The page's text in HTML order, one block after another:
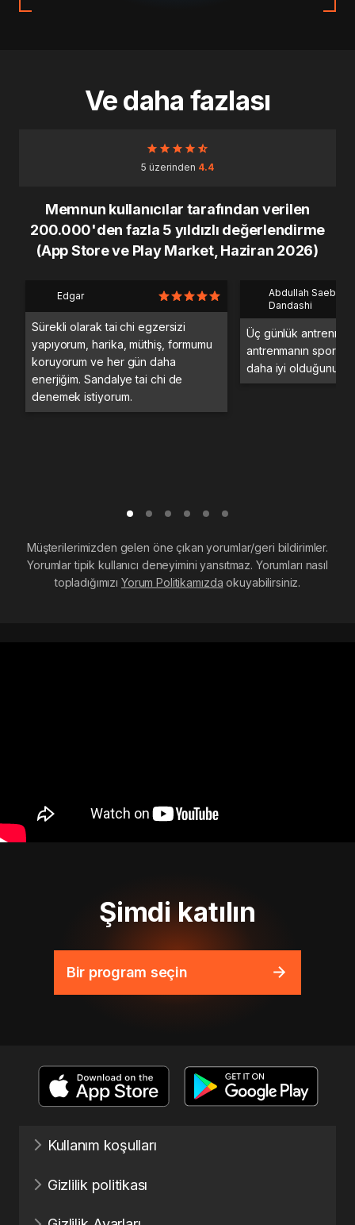
Ve daha fazlası
5 üzerinden 4.4
Memnun kullanıcılar tarafından verilen
200.000'den fazla 5 yıldızlı değerlendirme
(App Store ve Play Market, Haziran 2026)
Edgar
Sürekli olarak tai chi egzersizi
yapıyorum, harika, müthiş, formumu
koruyorum ve her gün daha
enerjiğim. Sandalye tai chi de
denemek istiyorum.
Abdullah Saeb Al
Dandashi
Üç günlük
antrenmanın spor
daha iyi olduğunu
Müşterilerimizden gelen öne çıkan yorumlar/geri bildirimler.
Yorumlar tipik kullanıcı deneyimini yansıtmaz. Yorumları nasıl
topladığımızı Yorum Politikamızda okuyabilirsiniz.
Şimdi katılın
Bir program seçin
Kullanım koşulları
Gizlilik politikası